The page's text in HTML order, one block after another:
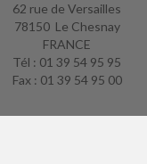
62 rue de Versailles
78150 Le Chesnay
FRANCE
Tél : 01 39 54 95 95
Fax : 01 39 54 95 00